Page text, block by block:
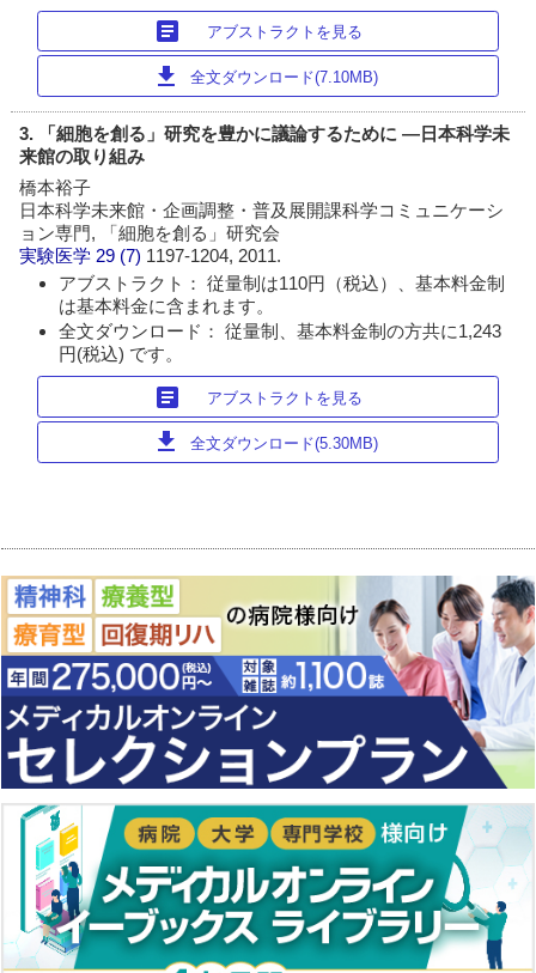
article アブストラクトを見る
download 全文ダウンロード(7.10MB)
3. 「細胞を創る」研究を豊かに議論するために ―日本科学未
来館の取り組み
橋本裕子
日本科学未来館・企画調整・普及展開課科学コミュニケーシ
ョン専門, 「細胞を創る」研究会
実験医学 29 (7) 1197-1204, 2011.
アブストラクト： 従量制は110円（税込）、基本料金制
は基本料金に含まれます。
全文ダウンロード： 従量制、基本料金制の方共に1,243
円(税込) です。
article アブストラクトを見る
download 全文ダウンロード(5.30MB)